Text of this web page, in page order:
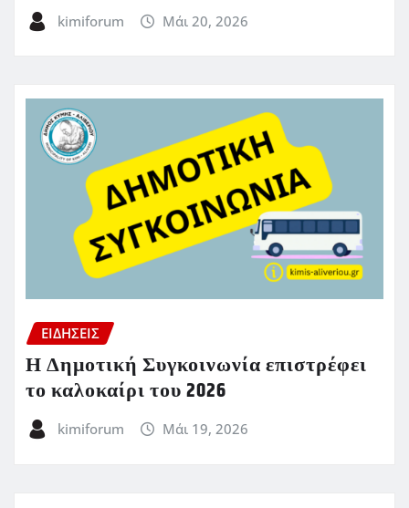
kimiforum Μάι 20, 2026
ΕΙΔΗΣΕΙΣ
Η Δημοτική Συγκοινωνία επιστρέφει
το καλοκαίρι του 2026
kimiforum Μάι 19, 2026